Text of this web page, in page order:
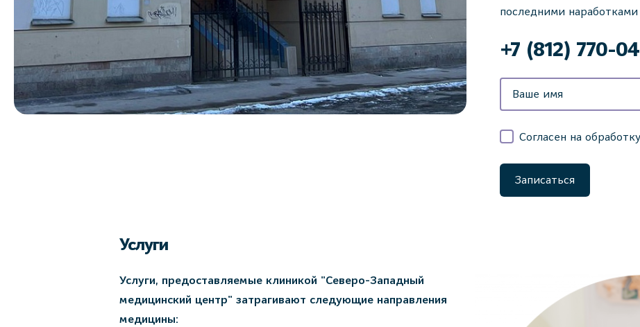
последними
+7 (812) 770-
Согласен на
Записаться
Услуги
Услуги, предоставляемые клиникой "Северо-Западный
медицинский центр" затрагивают следующие направления
медицины: